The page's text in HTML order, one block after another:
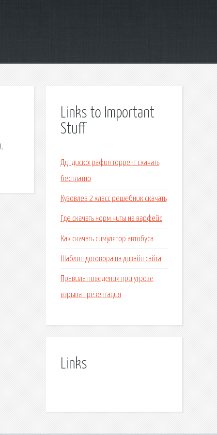
Links to Important
Stuff
Ддт дискография торрент скачать
бесплатно
Кузовлев 2 класс решебник скачать
Где скачать норм читы на варфейс
Как скачать симулятор автобуса
Шаблон договора на дизайн сайта
Правила поведения при угрозе
взрыва презентация
Links